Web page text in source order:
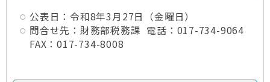
公表日：令和8年3月27日（金曜日）
問合せ先：財務部税務課 電話：017-734-9064
FAX：017-734-8008